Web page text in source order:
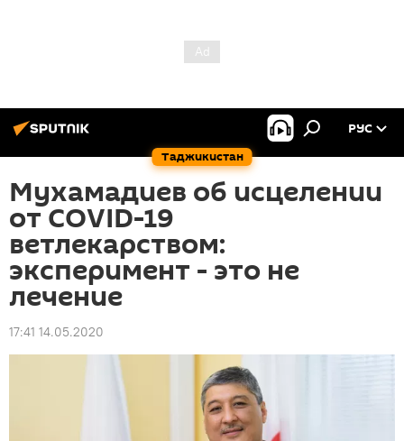
Таджикистан
РУС
Мухамадиев об исцелении
от COVID-19
ветлекарством:
эксперимент - это не
лечение
17:41 14.05.2020